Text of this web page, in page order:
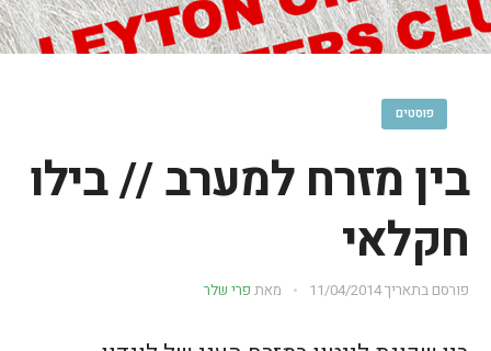
פוסטים
בין מזרח למערב // בילו
חקלאי
פורסם בתאריך11/04/2014 מאת פרי שלר